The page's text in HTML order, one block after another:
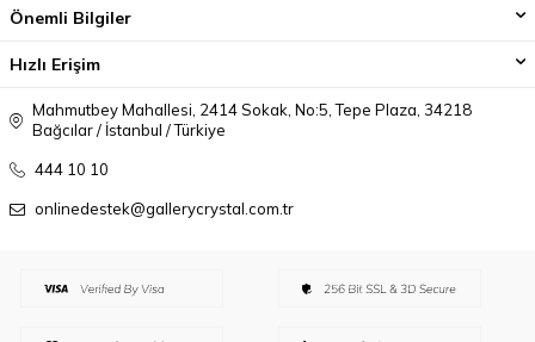
Önemli Bilgiler
Hızlı Erişim
Mahmutbey Mahallesi, 2414 Sokak, No:5, Tepe Plaza, 34218
Bağcılar / İstanbul / Türkiye
444 10 10
onlinedestek@gallerycrystal.com.tr